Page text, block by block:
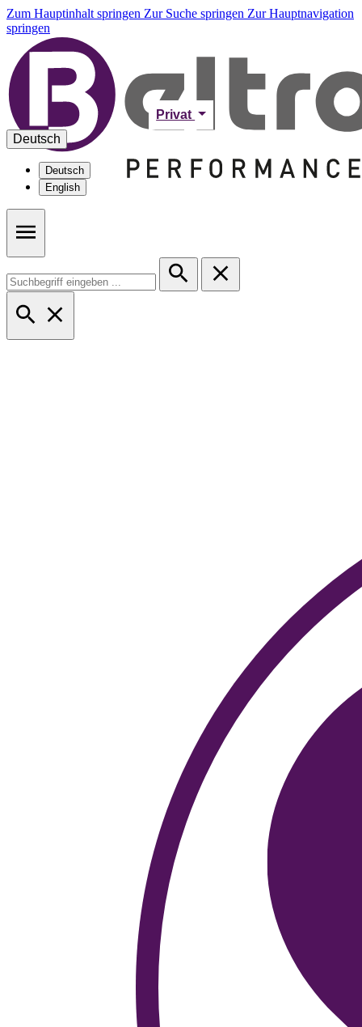
Zum Hauptinhalt springen Zur Suche springen Zur Hauptnavigation
springen
Privat
Deutsch
Deutsch
English